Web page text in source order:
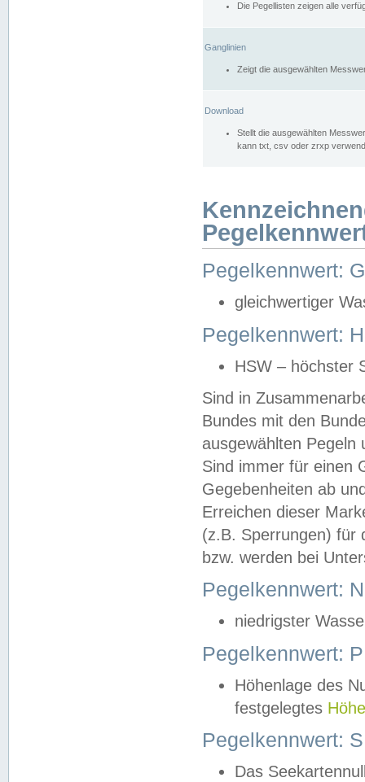
Die Pegellisten zeigen alle
Ganglinien
Zeigt die ausgewählten
Download
Stellt die ausgewählten
kann txt, csv oder zrxp
Pegelkennwert:
gleichwertiger
Pegelkennwert:
HSW – höchster
Sind in
Bundes mit den
ausgewählten
Sind immer für einen
Gegebenheiten ab
Erreichen dieser
(z.B. Sperrungen) für
bzw. werden bei
Pegelkennwert:
niedrigster
Pegelkennwert:
Höhenlage des
festgelegtes
Pegelkennwert:
Das